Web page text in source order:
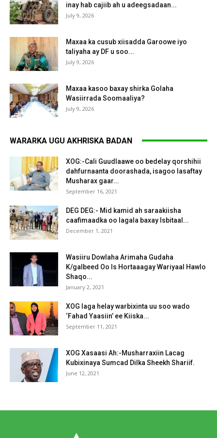
inay hab cajiib ah u adeegsadaan...
July 9, 2026
Maxaa ka cusub xiisadda Garoowe iyo
taliyaha ay DF u soo...
July 9, 2026
Maxaa kasoo baxay shirka Golaha
Wasiirrada Soomaaliya?
July 9, 2026
WARARKA UGU AKHRISKA BADAN
XOG:-Cali Guudlaawe oo bedelay qorshihii
dahfurnaanta doorashada, isagoo lasaftay
Musharax gaar...
September 16, 2021
DEG DEG:- Mid kamid ah saraakiisha
caafimaadka oo lagala baxay Isbitaal...
December 1, 2021
Wasiiru Dowlaha Arimaha Gudaha
K/galbeed Oo Is Hortaaagay Wariyaal Hawlo
Shaqo...
January 2, 2021
XOG laga helay warbixinta uu soo wado
‘Fahad Yaasiin’ ee Kiiska...
September 11, 2021
XOG Xasaasi Ah:-Musharraxiin Lacag
Kubixinaya Sumcad Dilka Sheekh Shariif.
June 12, 2021